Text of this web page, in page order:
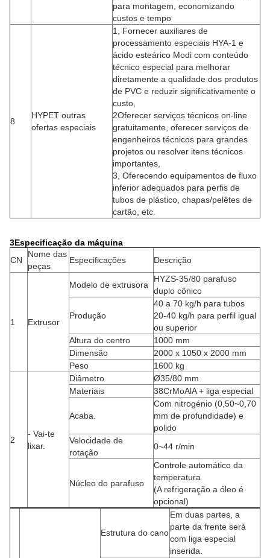
para montagem, economizando
custos e tempo
8
HYPET outras
ofertas especiais
1, Fornecer auxiliares de
processamento especiais HYA-1 e
ácido esteárico Modi com conteúdo
técnico especial para melhorar
diretamente a qualidade dos produtos
de PVC e reduzir significativamente o
custo,
2Oferecer serviços técnicos on-line
gratuitamente, oferecer serviços de
engenheiros técnicos para grandes
projetos ou resolver itens técnicos
importantes,
3, Oferecendo equipamentos de fluxo
inferior adequados para perfis de
tubos de plástico, chapas/pelêtes de
cartão, etc.
3Especificação da máquina
CN
Nome das
peças
Especificações Descrição
1 Extrusor
Modelo de extrusora
HYZS-35/80 parafuso
duplo cônico
Produção
40 a 70 kg/h para tubos
20-40 kg/h para perfil igual
ou superior
Altura do centro
1000 mm
Dimensão
2000 x 1050 x 2000 mm
Peso
1600 kg
2
- Vai-te
lixar.
Diâmetro
Ø35/80 mm
Materiais
38CrMoAlA + liga especial
Acaba.
Com nitrogénio (0,50~0,70
mm de profundidade) e
polido
Velocidade de
rotação
0~44 r/min
Núcleo do parafuso
Controle automático da
temperatura
(A refrigeração a óleo é
opcional)
Estrutura do cano
Em duas partes, a
parte da frente será
com liga especial
inserida.